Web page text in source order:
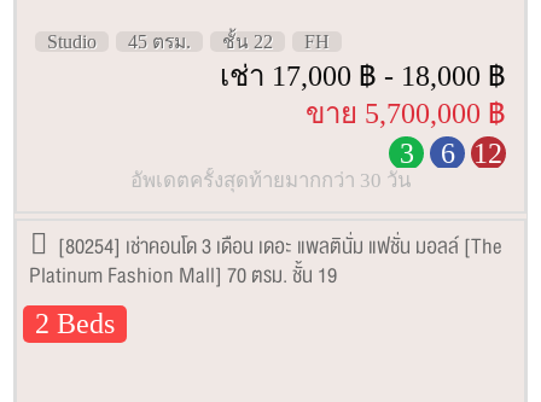
Studio 45 ตรม. ชั้น 22 FH
เช่า 17,000 ฿ - 18,000 ฿
ขาย 5,700,000 ฿
3
6 12
อัพเดตครั้งสุดท้ายมากกว่า 30 วัน
[80254] เช่าคอนโด 3 เดือน เดอะ แพลตินั่ม แฟชั่น มอลล์ [The
Platinum Fashion Mall] 70 ตรม. ชั้น 19
2 Beds